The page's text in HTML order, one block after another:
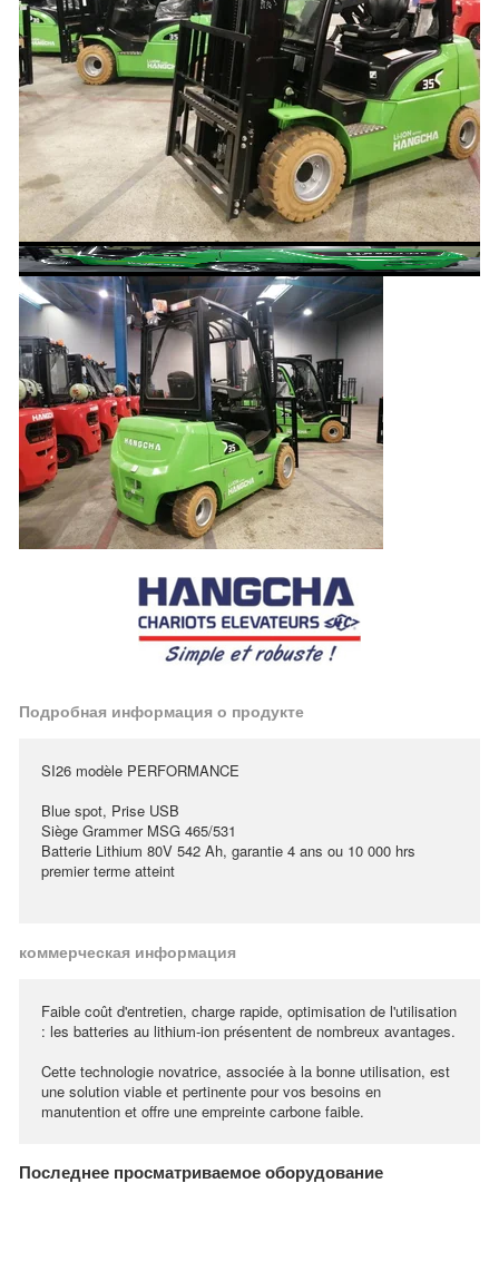
Подробная информация о продукте
SI26 modèle PERFORMANCE
Blue spot, Prise USB
Siège Grammer MSG 465/531
Batterie Lithium 80V 542 Ah, garantie 4 ans ou 10 000 hrs
premier terme atteint
коммерческая информация
Faible coût d'entretien, charge rapide, optimisation de l'utilisation
: les batteries au lithium-ion présentent de nombreux avantages.
Cette technologie novatrice, associée à la bonne utilisation, est
une solution viable et pertinente pour vos besoins en
manutention et offre une empreinte carbone faible.
Последнее просматриваемое оборудование